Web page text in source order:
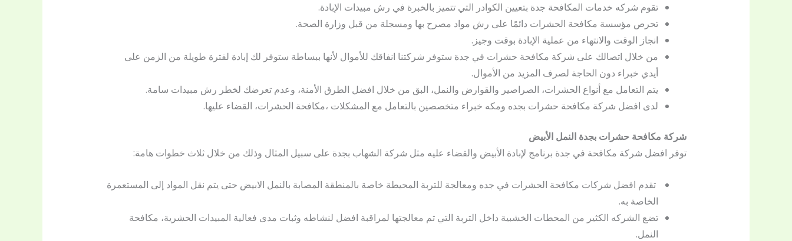
تقوم شركه خدمات المكافحة جدة بتعيين الكوادر التي تتميز بالخبرة في رش مبيدات الإبادة.
تحرص مؤسسة مكافحة الحشرات دائمًا على رش مواد مصرح بها ومسجلة من قبل وزارة الصحة.
انجاز الوقت والانتهاء من عملية الإبادة بوقت وجيز.
من خلال اتصالك على شركة مكافحة حشرات في جدة ستوفر شركتنا انفاقك للأموال لأنها ببساطة ستوفر لك إبادة لفترة طويلة من الزمن على
أيدي خبراء دون الحاجة لصرف المزيد من الأموال.
يتم التعامل مع أنواع الحشرات، الصراصير والقوارض والنمل، البق من خلال افضل الطرق الأمنة، وعدم تعرضك لخطر رش مبيدات سامة.
لدى افضل شركة مكافحة حشرات بجده ومكه خبراء متخصصين بالتعامل مع المشكلات ،مكافحة الحشرات، القضاء عليها.
شركة مكافحة حشرات بجدة النمل الأبيض
توفر افضل شركة مكافحة في جدة برنامج لإبادة الأبيض والقضاء عليه مثل شركة الشهاب بجدة على سبيل المثال وذلك من خلال ثلاث خطوات هامة:
تقدم افضل شركات مكافحة الحشرات في جده ومعالجة للتربة المحيطة خاصة بالمنطقة المصابة بالنمل الابيض حتى يتم نقل المواد إلى المستعمرة
الخاصة به.
تضع الشركه الكثير من المحطات الخشبية داخل التربة التي تم معالجتها لمراقبة افضل لنشاطه وثبات مدى فعالية المبيدات الحشرية، مكافحة
النمل.